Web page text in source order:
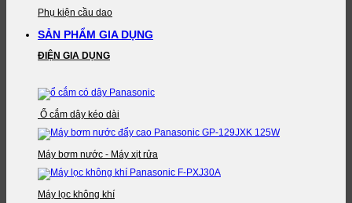
Phụ kiện cầu dao
SẢN PHẨM GIA DỤNG
ĐIỆN GIA DỤNG
Ổ cắm dây kéo dài
Máy bơm nước - Máy xịt rửa
Máy lọc không khí